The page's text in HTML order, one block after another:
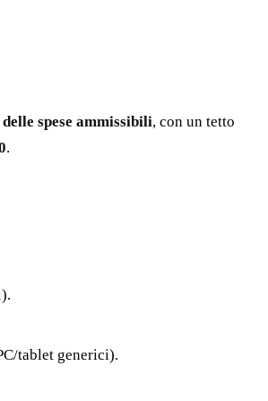
spese ammissibili, con un tetto
.
tablet generici).